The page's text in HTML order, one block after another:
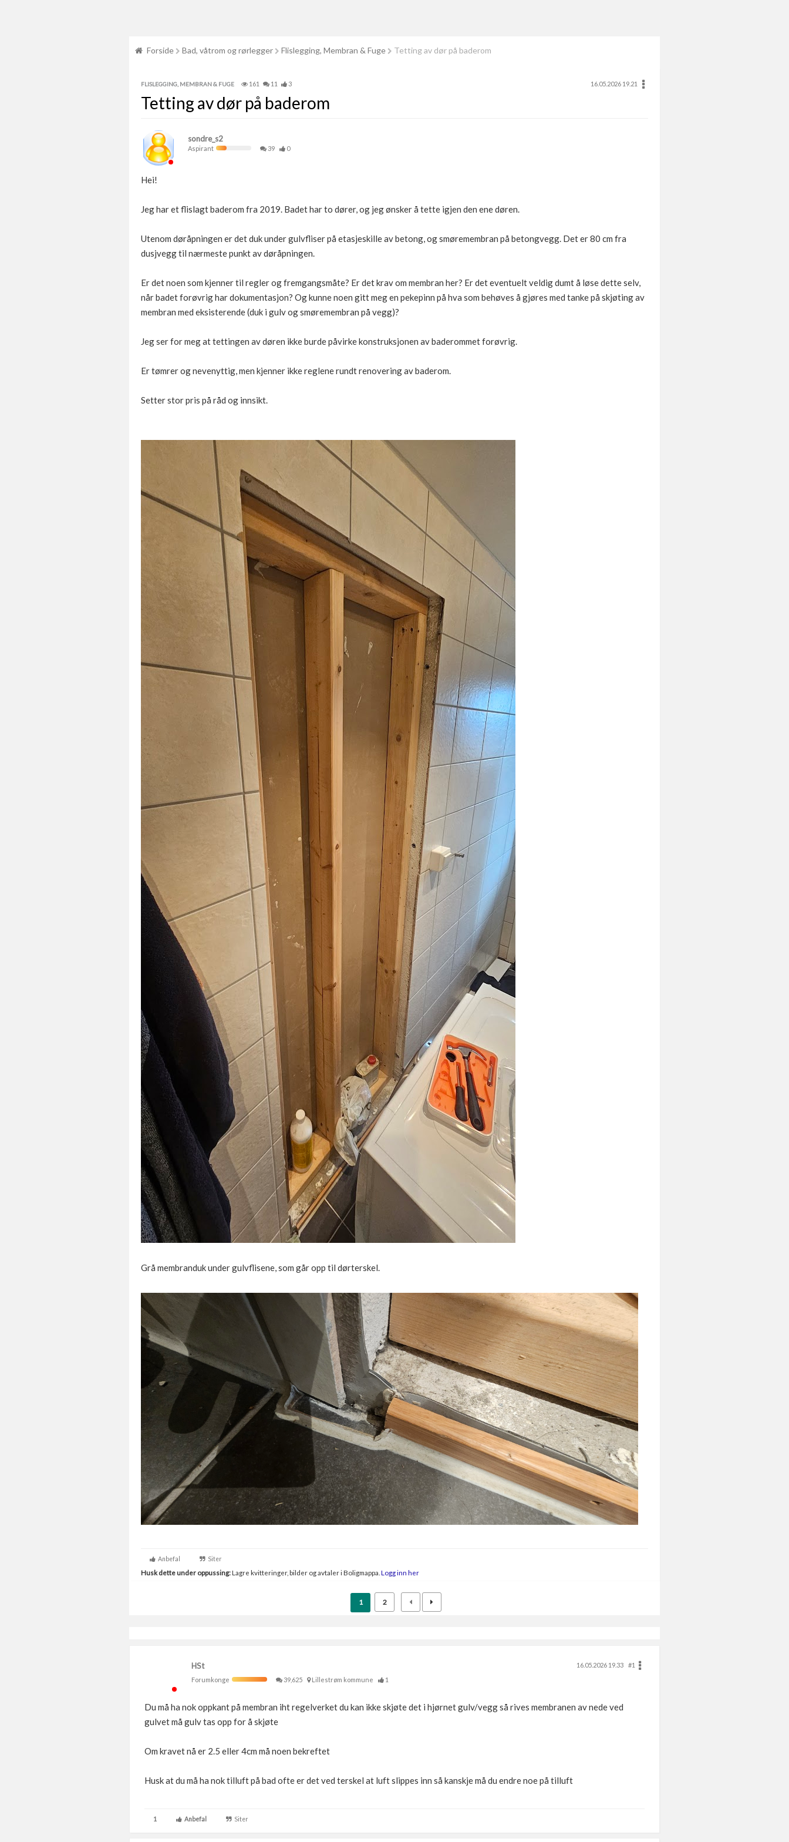
Forside Bad, våtrom og rørlegger Flislegging, Membran & Fuge Tetting av dør på baderom
FLISLEGGING, MEMBRAN & FUGE 161 11 3 16.05.2026 19.21
Tetting av dør på baderom
sondre_s2
Aspirant 39 0
Hei!
Jeg har et flislagt baderom fra 2019. Badet har to dører, og jeg ønsker å tette igjen den ene døren.
Utenom døråpningen er det duk under gulvfliser på etasjeskille av betong, og smøremembran på betongvegg. Det er 80 cm fra
dusjvegg til nærmeste punkt av døråpningen.
Er det noen som kjenner til regler og fremgangsmåte? Er det krav om membran her? Er det eventuelt veldig dumt å løse dette selv,
når badet forøvrig har dokumentasjon? Og kunne noen gitt meg en pekepinn på hva som behøves å gjøres med tanke på skjøting av
membran med eksisterende (duk i gulv og smøremembran på vegg)?
Jeg ser for meg at tettingen av døren ikke burde påvirke konstruksjonen av baderommet forøvrig.
Er tømrer og nevenyttig, men kjenner ikke reglene rundt renovering av baderom.
Setter stor pris på råd og innsikt.
Grå membranduk under gulvflisene, som går opp til dørterskel.
Anbefal Siter
Husk dette under oppussing:Lagre kvitteringer, bilder og avtaler i Boligmappa. Logg inn her
1 2
HSt 16.05.2026 19.33
#1
Forumkonge
39,625 Lillestrøm kommune 1
Du må ha nok oppkant på membran iht regelverket du kan ikke skjøte det i hjørnet gulv/vegg så rives membranen av nede ved
gulvet må gulv tas opp for å skjøte
Om kravet nå er 2.5 eller 4cm må noen bekreftet
Husk at du må ha nok tilluft på bad ofte er det ved terskel at luft slippes inn så kanskje må du endre noe på tilluft
1 Anbefal Siter